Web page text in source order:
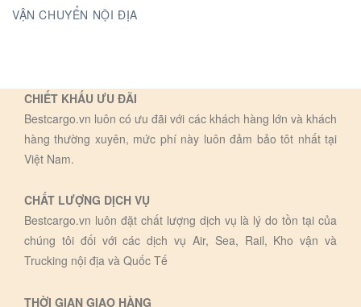
VẬN CHUYỂN NỘI ĐỊA
CHIẾT KHẤU ƯU ĐÃI
Bestcargo.vn luôn có ưu đãi với các khách hàng lớn và khách
hàng thường xuyên, mức phí này luôn đảm bảo tôt nhất tại
Việt Nam.
CHẤT LƯỢNG DỊCH VỤ
Bestcargo.vn luôn đặt chất lượng dịch vụ là lý do tồn tại của
chúng tôi đối với các dịch vụ Air, Sea, Rail, Kho vận và
Trucking nội địa và Quốc Tế
THỜI GIAN GIAO HÀNG